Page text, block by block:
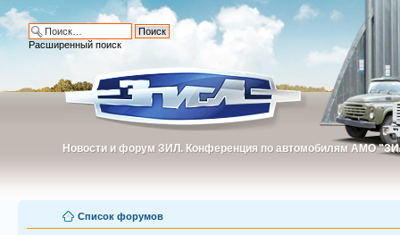
Новости и форум ЗИЛ. Конференция по автомобилям АМО
Новости и форум ЗИЛ. Конференция по автомобилям АМО
Расширенный поиск
Список форумов